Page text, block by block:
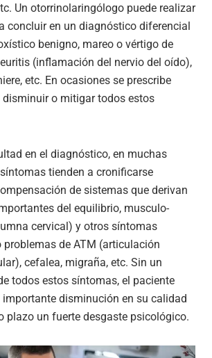
Un otorrinolaringólogo puede realizar
concluir en un diagnóstico diferencial
benigno, mareo o vértigo de
(inflamación del nervio del oído),
etc. En ocasiones se prescribe
o mitigar todos estos
en el diagnóstico, en muchas
tienden a cronificarse
de sistemas que derivan
del equilibrio, musculo-
cervical) y otros síntomas
problemas de ATM (articulación
cefalea, migraña, etc. Sin un
todos estos síntomas, el paciente
disminución en su calidad
plazo un fuerte desgaste psicológico.